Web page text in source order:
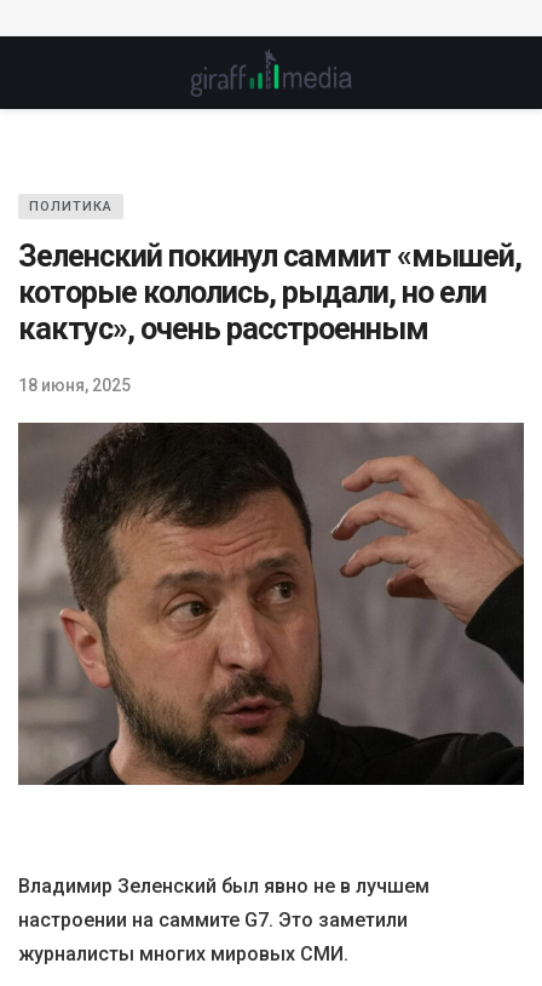
ПОЛИТИКА
Зеленский покинул саммит «мышей,
которые кололись, рыдали, но ели
кактус», очень расстроенным
18 июня, 2025
Владимир Зеленский был явно не в лучшем
настроении на саммите G7. Это заметили
журналисты многих мировых СМИ.